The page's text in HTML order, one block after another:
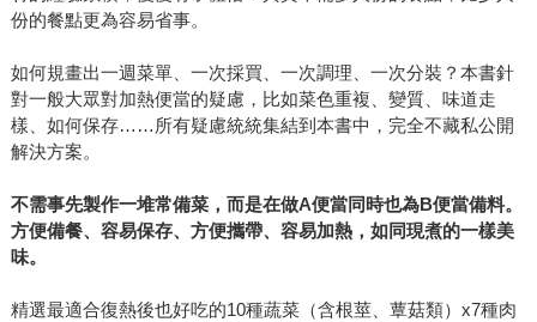
份的餐點更為容易省事。
如何規畫出一週菜單、一次採買、一次調理、一次分裝？本書針
對一般大眾對加熱便當的疑慮，比如菜色重複、變質、味道走
樣、如何保存……所有疑慮統統集結到本書中，完全不藏私公開
解決方案。
不需事先製作一堆常備菜，而是在做A便當同時也為B便當備料。
方便備餐、容易保存、方便攜帶、容易加熱，如同現煮的一樣美
味。
精選最適合復熱後也好吃的10種蔬菜（含根莖、蕈菇類）x7種肉